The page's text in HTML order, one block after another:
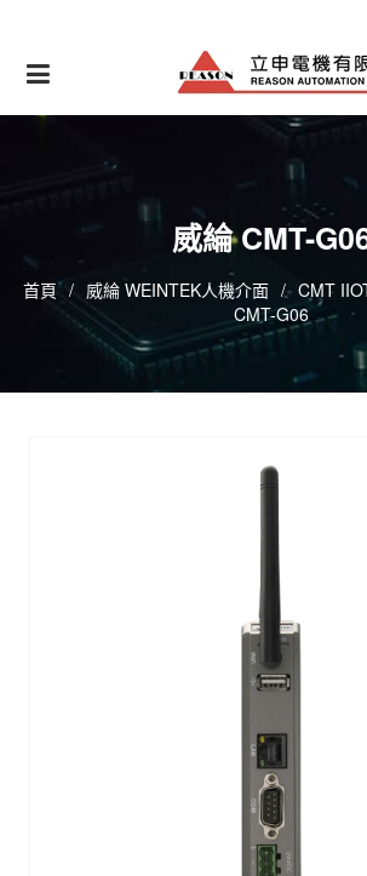
content
威綸 CMT-
首頁 / 威綸 WEINTEK人機介面 / CMT
CMT-G06